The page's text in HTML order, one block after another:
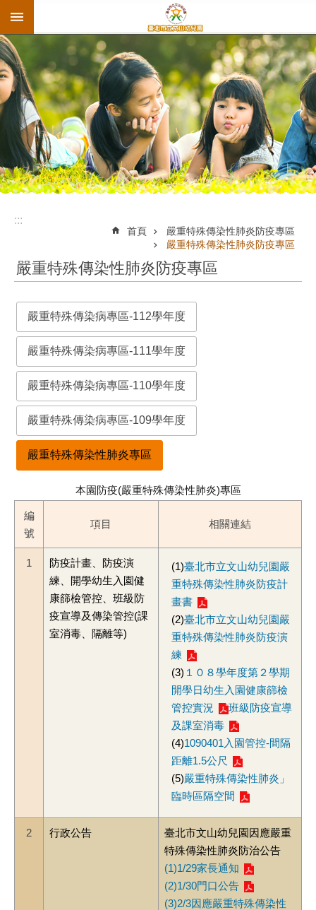
跳到主要內容區塊
:::
首頁
嚴重特殊傳染性肺炎防疫專區
嚴重特殊傳染性肺炎防疫專區
嚴重特殊傳染性肺炎防疫專區
嚴重特殊傳染病專區-112學年度
嚴重特殊傳染病專區-111學年度
嚴重特殊傳染病專區-110學年度
嚴重特殊傳染病專區-109學年度
嚴重特殊傳染性肺炎專區
本園防疫(嚴重特殊傳染性肺炎)專區
編
號
項目 相關連結
1
防疫計畫、防疫演
練、開學幼生入園健
康篩檢管控、班級防
疫宣導及傳染管控(課
室消毒、隔離等)
(1)臺北市立文山幼兒園嚴
重特殊傳染性肺炎防疫計
畫書
(2)臺北市立文山幼兒園嚴
重特殊傳染性肺炎防疫演
練
(3) １０８學年度第２學期
開學日幼生入園健康篩檢
管控實況
班級防疫宣導
及課室消毒
(4)1090401入園管控-間隔
距離1.5公尺
(5)嚴重特殊傳染性肺炎」
臨時區隔空間
2 行政公告
臺北市文山幼兒園因應嚴重
特殊傳染性肺炎防治公告
(1)1/29家長通知
(2)1/30門口公告
(3)2/3因應嚴重特殊傳染性